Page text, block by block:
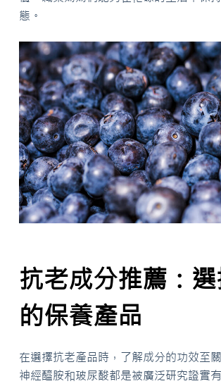
態。
抗老成分推薦：
的保養產品
在選擇抗老產品時，了解成分的功效至
神經醯胺和玻尿酸都是被廣泛研究證實